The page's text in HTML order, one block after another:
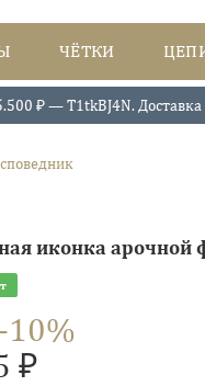
ЧЁТКИ
₽ — T1tkBJ4N. Доставка
иконка
-10%
₽